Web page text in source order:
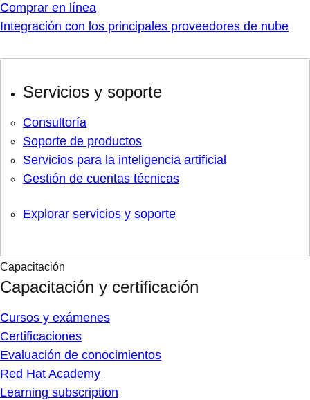
Comprar en línea
Integración con los principales proveedores de nube
Servicios y soporte
Consultoría
Soporte de productos
Servicios para la inteligencia artificial
Gestión de cuentas técnicas
Explorar servicios y soporte
Capacitación
Capacitación y certificación
Cursos y exámenes
Certificaciones
Evaluación de conocimientos
Red Hat Academy
Learning subscription